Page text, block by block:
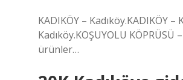
KADIKÖY – Kadıköy.KADIKÖY –
Kadıköy.KOŞUYOLU KÖPRÜSÜ
ürünler…